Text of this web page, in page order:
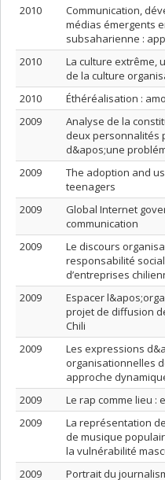
2010
Communication,
médias émergents
subsaharienne :
2010
La culture extrême,
de la culture
2010
Éthéréalisation :
2009
Analyse de la
deux personnalités
d&apos;une
2009
The adoption and
teenagers
2009
Global Internet
communication
2009
Le discours
responsabilité
d’entreprises
2009
Espacer
projet de diffusion
Chili
2009
Les expressions
organisationnelles
approche
2009
Le rap comme lieu :
2009
La représentation
de musique
la vulnérabilité
2009
Portrait du